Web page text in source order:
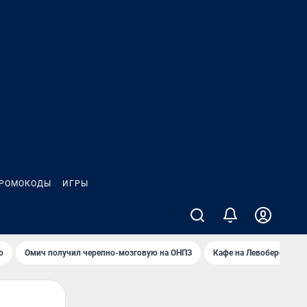
ИГРЫ
Омич получил черепно-мозговую на ОНПЗ Кафе на Левобережье